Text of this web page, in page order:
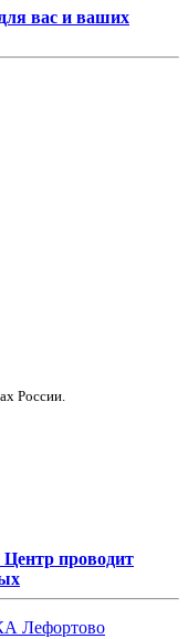
вас и ваших
России.
проводит
Лефортово